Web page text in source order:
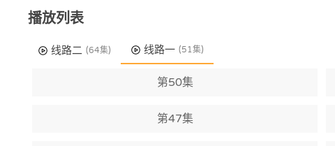
播放列表
线路二 (64集) 线路一 (51集)
第50集
第47集